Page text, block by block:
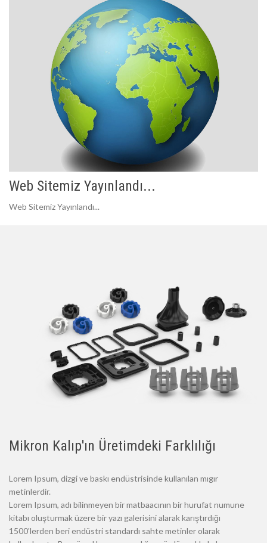
Web Sitemiz Yayınlandı...
Web Sitemiz Yayınlandı...
Mikron Kalıp'ın Üretimdeki Farklılığı
Lorem Ipsum, dizgi ve baskı endüstrisinde kullanılan mıgır
metinlerdir.
Lorem Ipsum, adı bilinmeyen bir matbaacının bir hurufat numune
kitabı oluşturmak üzere bir yazı galerisini alarak karıştırdığı
1500'lerden beri endüstri standardı sahte metinler olarak